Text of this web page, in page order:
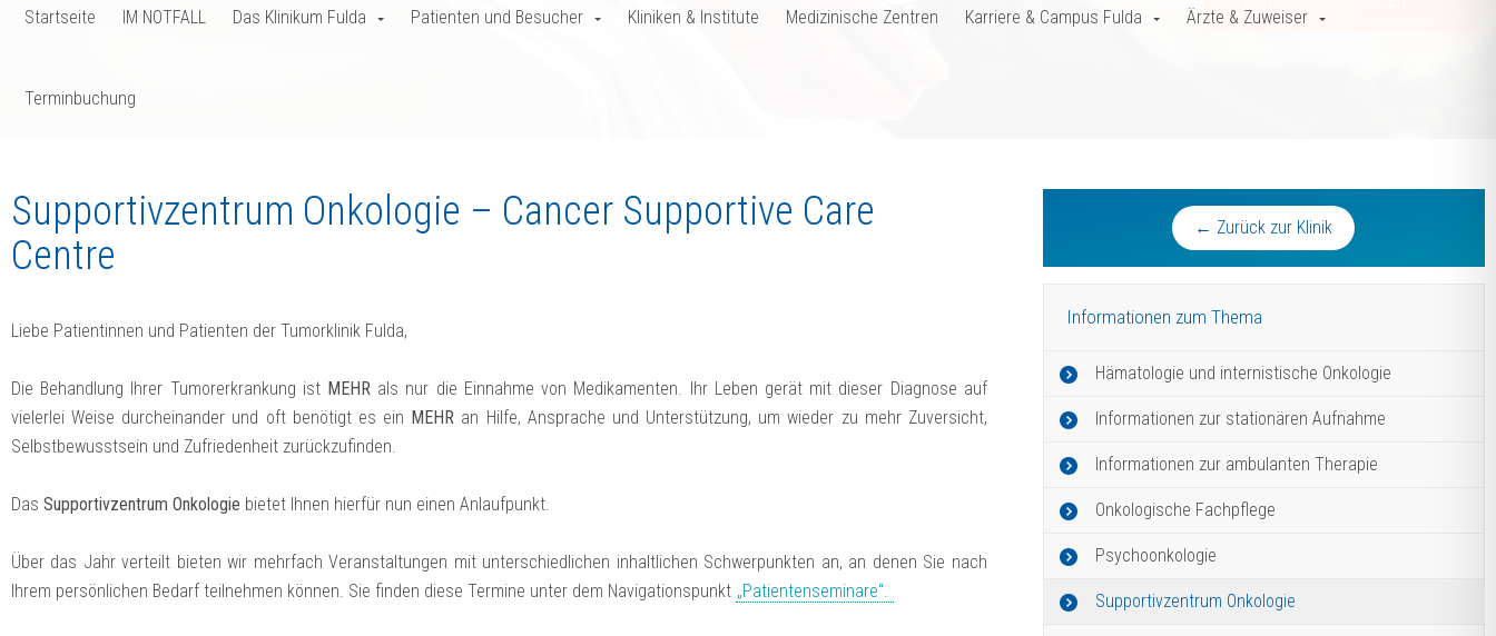
Startseite
IM NOTFALL Das Klinikum Fulda Patienten und Besucher Kliniken & Institute Medizinische Zentren Karriere & Campus Fulda Ärzte & Zuweiser
Terminbuchung
← Zurück zur Klinik
Informationen zum Thema
Hämatologie und internistische Onkologie
Informationen zur stationären Aufnahme
Informationen zur ambulanten Therapie
Onkologische Fachpflege
Psychoonkologie
Supportivzentrum Onkologie
Supportivzentrum Onkologie – Cancer Supportive Care
Centre
Liebe Patientinnen und Patienten der Tumorklinik Fulda,
Die Behandlung Ihrer Tumorerkrankung ist MEHR als nur die Einnahme von Medikamenten. Ihr Leben gerät mit dieser Diagnose auf
vielerlei Weise durcheinander und oft benötigt es ein MEHR an Hilfe, Ansprache und Unterstützung, um wieder zu mehr Zuversicht,
Selbstbewusstsein und Zufriedenheit zurückzufinden.
Das Supportivzentrum Onkologie bietet Ihnen hierfür nun einen Anlaufpunkt.
Über das Jahr verteilt bieten wir mehrfach Veranstaltungen mit unterschiedlichen inhaltlichen Schwerpunkten an, an denen Sie nach
Ihrem persönlichen Bedarf teilnehmen können. Sie finden diese Termine unter dem Navigationspunkt „Patientenseminare“.